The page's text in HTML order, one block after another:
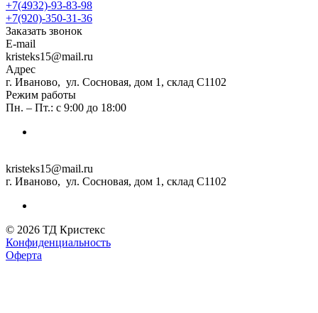
+7(4932)-93-83-98
+7(920)-350-31-36
Заказать звонок
E-mail
kristeks15@mail.ru
Адрес
г. Иваново, ул. Сосновая, дом 1, склад С1102
Режим работы
Пн. – Пт.: с 9:00 до 18:00
kristeks15@mail.ru
г. Иваново, ул. Сосновая, дом 1, склад С1102
© 2026 ТД Кристекс
Конфиденциальность
Оферта